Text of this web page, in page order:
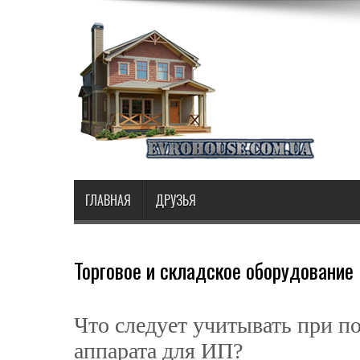
ГЛАВНАЯ ДРУЗЬЯ
Торговое и складское оборудование
Что следует учитывать при
аппарата для ИП?